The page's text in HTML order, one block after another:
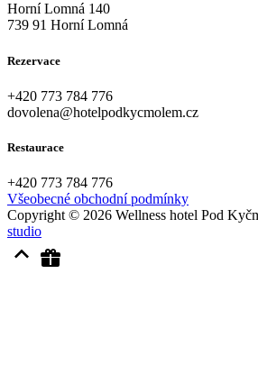
Horní Lomná 140
739 91 Horní Lomná
Rezervace
+420 773 784 776
dovolena@hotelpodkycmolem.cz
Restaurace
+420 773 784 776
Všeobecné obchodní podmínky
Copyright © 2026 Wellness hotel Pod
studio